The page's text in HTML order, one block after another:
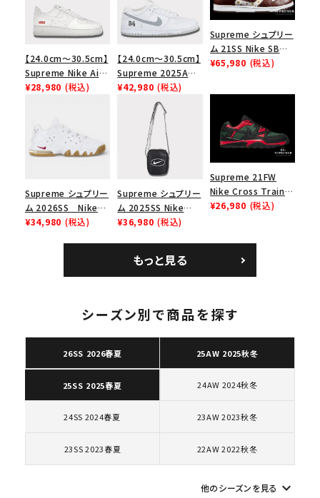
キーワードから探す
2025AW 2025SS
Tシャツ・ロングスリーブ
カテゴリーから探す
コラボレーションブランドから探す
シーズンから探す
【24.0cm～30.5cm】
Supreme Nike Air
Force 1 Low シュプ
ューズ ホワイト
¥28,980 (税込)
【24.0cm～30.5cm】
Supreme 2025AW
Nike SB Dunk Low
ナイキ SB ダンク ロ
ー スニーカー ホワイ
¥42,980 (税込)
Supreme シュプリー
ム 21SS Nike SB
Dunk Low ナイキSB
¥65,980 (税込)
Supreme シュプリー
ム 2026SS Nike
SB Air Max 2 CB 94
¥34,980 (税込)
Supreme シュプリー
ム 2025SS Nike
Leather Shoulder
ク 黒
¥36,980 (税込)
Supreme 21FW
Nike Cross Trainer
Low ナイキクロスト
¥26,980 (税込)
もっと見る
シーズン別で商品を探す
26SS 2026春夏 25AW 2025秋冬
25SS 2025春夏 24AW 2024秋冬
24SS 2024春夏 23AW 2023秋冬
23SS 2023春夏 22AW 2022秋冬
他のシーズンを見る keyboard_arrow_down